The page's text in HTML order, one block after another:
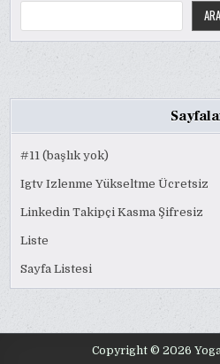
ARA
#11 (başlık yok)
Igtv Izlenme Yükseltme Ücretsiz
Linkedin Takipçi Kasma Şifresiz
Liste
Sayfa Listesi
Copyright © 2026